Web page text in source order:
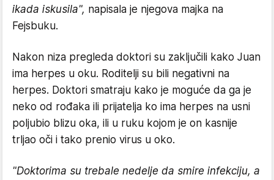
ikada iskusila", napisala je njegova majka na
Fejsbuku.
Nakon niza pregleda doktori su zaključili kako Juan
ima herpes u oku. Roditelji su bili negativni na
herpes. Doktori smatraju kako je moguće da ga je
neko od rođaka ili prijatelja ko ima herpes na usni
poljubio blizu oka, ili u ruku kojom je on kasnije
trljao oči i tako prenio virus u oko.
"Doktorima su trebale nedelje da smire infekciju, a